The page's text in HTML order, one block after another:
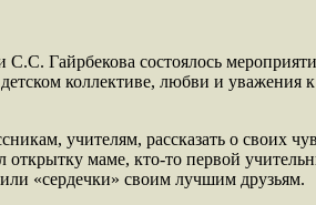
Гайрбекова состоялось
коллективе, любви и уважения
учителям, рассказать о своих
маме, кто-то первой
«сердечки» своим лучшим друзьям.